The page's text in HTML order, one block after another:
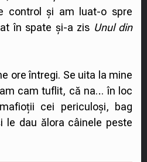
control și am luat-o spre
în spate și-a zis Unul din
ore întregi. Se uita la mine
cam tuflit, că na… în loc
cei periculoși, bag
le dau ălora câinele peste